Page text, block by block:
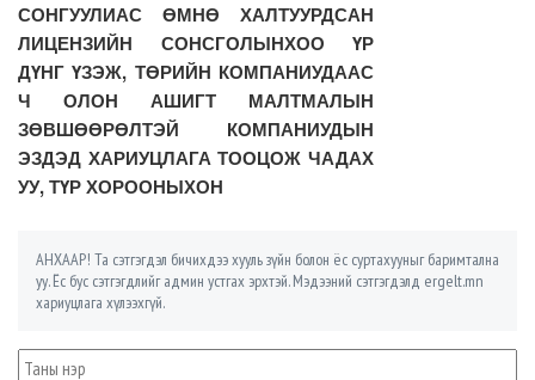
СОНГУУЛИАС ӨМНӨ ХАЛТУУРДСАН
ЛИЦЕНЗИЙН СОНСГОЛЫНХОО ҮР
ДҮНГ ҮЗЭЖ, ТӨРИЙН КОМПАНИУДААС
Ч ОЛОН АШИГТ МАЛТМАЛЫН
ЗӨВШӨӨРӨЛТЭЙ КОМПАНИУДЫН
ЭЗДЭД ХАРИУЦЛАГА ТООЦОЖ ЧАДАХ
УУ, ТҮР ХОРООНЫХОН
АНХААР! Та сэтгэгдэл бичихдээ хууль зүйн болон ёс суртахууныг баримтална
уу. Ёс бус сэтгэгдлийг админ устгах эрхтэй. Мэдээний сэтгэгдэлд ergelt.mn
хариуцлага хүлээхгүй.